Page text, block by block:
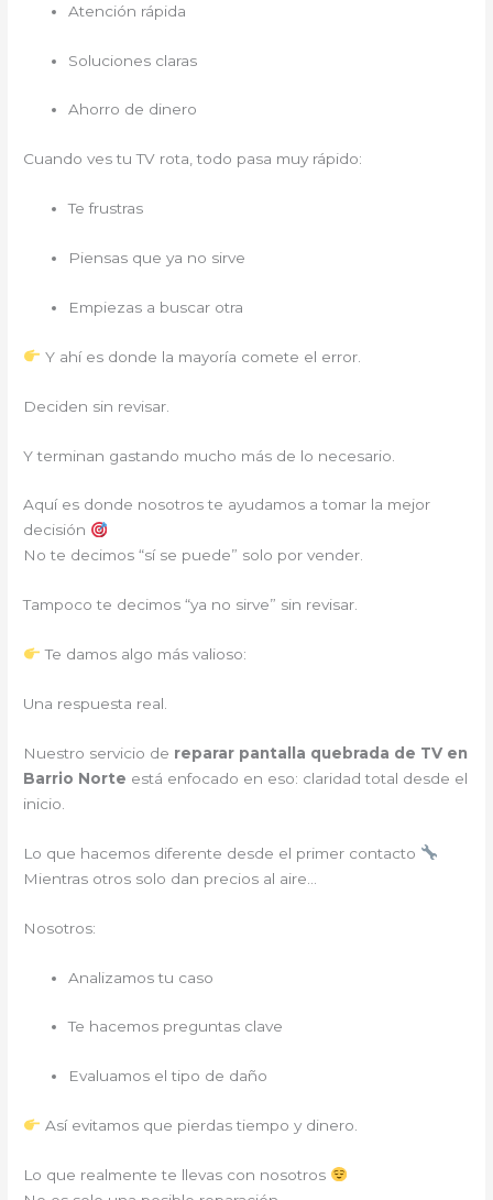
Atención rápida
Soluciones claras
Ahorro de dinero
Cuando ves tu TV rota, todo pasa muy rápido:
Te frustras
Piensas que ya no sirve
Empiezas a buscar otra
Y ahí es donde la mayoría comete el error.
Deciden sin revisar.
Y terminan gastando mucho más de lo necesario.
Aquí es donde nosotros te ayudamos a tomar la mejor
decisión
No te decimos “sí se puede” solo por vender.
Tampoco te decimos “ya no sirve” sin revisar.
Te damos algo más valioso:
Una respuesta real.
Nuestro servicio de reparar pantalla quebrada de TV en
Barrio Norte está enfocado en eso: claridad total desde el
inicio.
Lo que hacemos diferente desde el primer contacto
Mientras otros solo dan precios al aire…
Nosotros:
Analizamos tu caso
Te hacemos preguntas clave
Evaluamos el tipo de daño
Así evitamos que pierdas tiempo y dinero.
Lo que realmente te llevas con nosotros